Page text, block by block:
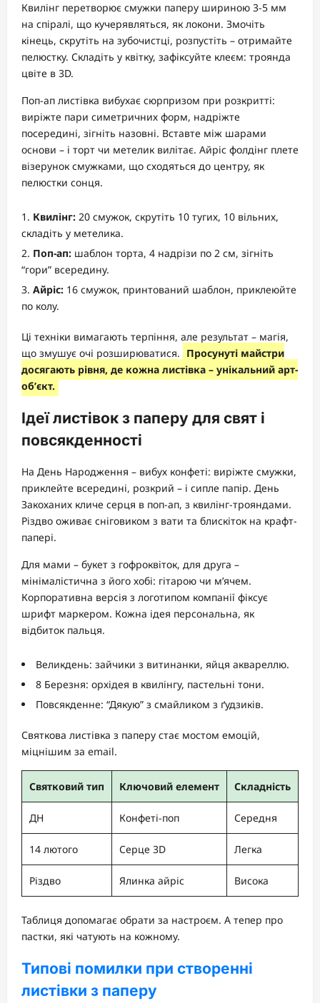
Квилінг перетворює смужки паперу шириною 3-5 мм
на спіралі, що кучерявляться, як локони. Змочіть
кінець, скрутіть на зубочистці, розпустіть – отримайте
пелюстку. Складіть у квітку, зафіксуйте клеєм: троянда
цвіте в 3D.
Поп-ап листівка вибухає сюрпризом при розкритті:
виріжте пари симетричних форм, надріжте
посередині, зігніть назовні. Вставте між шарами
основи – і торт чи метелик вилітає. Айріс фолдінг плете
візерунок смужками, що сходяться до центру, як
пелюстки сонця.
Квилінг: 20 смужок, скрутіть 10 тугих, 10 вільних,
складіть у метелика.
Поп-ап: шаблон торта, 4 надрізи по 2 см, зігніть
“гори” всередину.
Айріс: 16 смужок, принтований шаблон, приклеюйте
по колу.
Ці техніки вимагають терпіння, але результат – магія,
що змушує очі розширюватися. Просунуті майстри
досягають рівня, де кожна листівка – унікальний арт-
об’єкт.
Ідеї листівок з паперу для свят і
повсякденності
На День Народження – вибух конфеті: виріжте смужки,
приклейте всередині, розкрий – і сипле папір. День
Закоханих кличе серця в поп-ап, з квилінг-трояндами.
Різдво оживає сніговиком з вати та блискіток на крафт-
папері.
Для мами – букет з гофроквіток, для друга –
мінімалістична з його хобі: гітарою чи м’ячем.
Корпоративна версія з логотипом компанії фіксує
шрифт маркером. Кожна ідея персональна, як
відбиток пальця.
Великдень: зайчики з витинанки, яйця аквареллю.
8 Березня: орхідея в квилінгу, пастельні тони.
Повсякденне: “Дякую” з смайликом з ґудзиків.
Святкова листівка з паперу стає мостом емоцій,
міцнішим за email.
Святковий тип Ключовий елемент Складність
ДН Конфеті-поп Середня
14 лютого Серце 3D Легка
Різдво Ялинка айріс Висока
Таблиця допомагає обрати за настроєм. А тепер про
пастки, які чатують на кожному.
Типові помилки при створенні
листівки з паперу